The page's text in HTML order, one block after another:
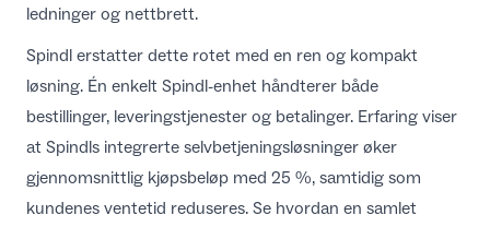
ledninger og nettbrett.
Spindl erstatter dette rotet med en ren og kompakt
løsning. Én enkelt Spindl-enhet håndterer både
bestillinger, leveringstjenester og betalinger. Erfaring viser
at Spindls integrerte selvbetjeningsløsninger øker
gjennomsnittlig kjøpsbeløp med 25 %, samtidig som
kundenes ventetid reduseres. Se hvordan en samlet